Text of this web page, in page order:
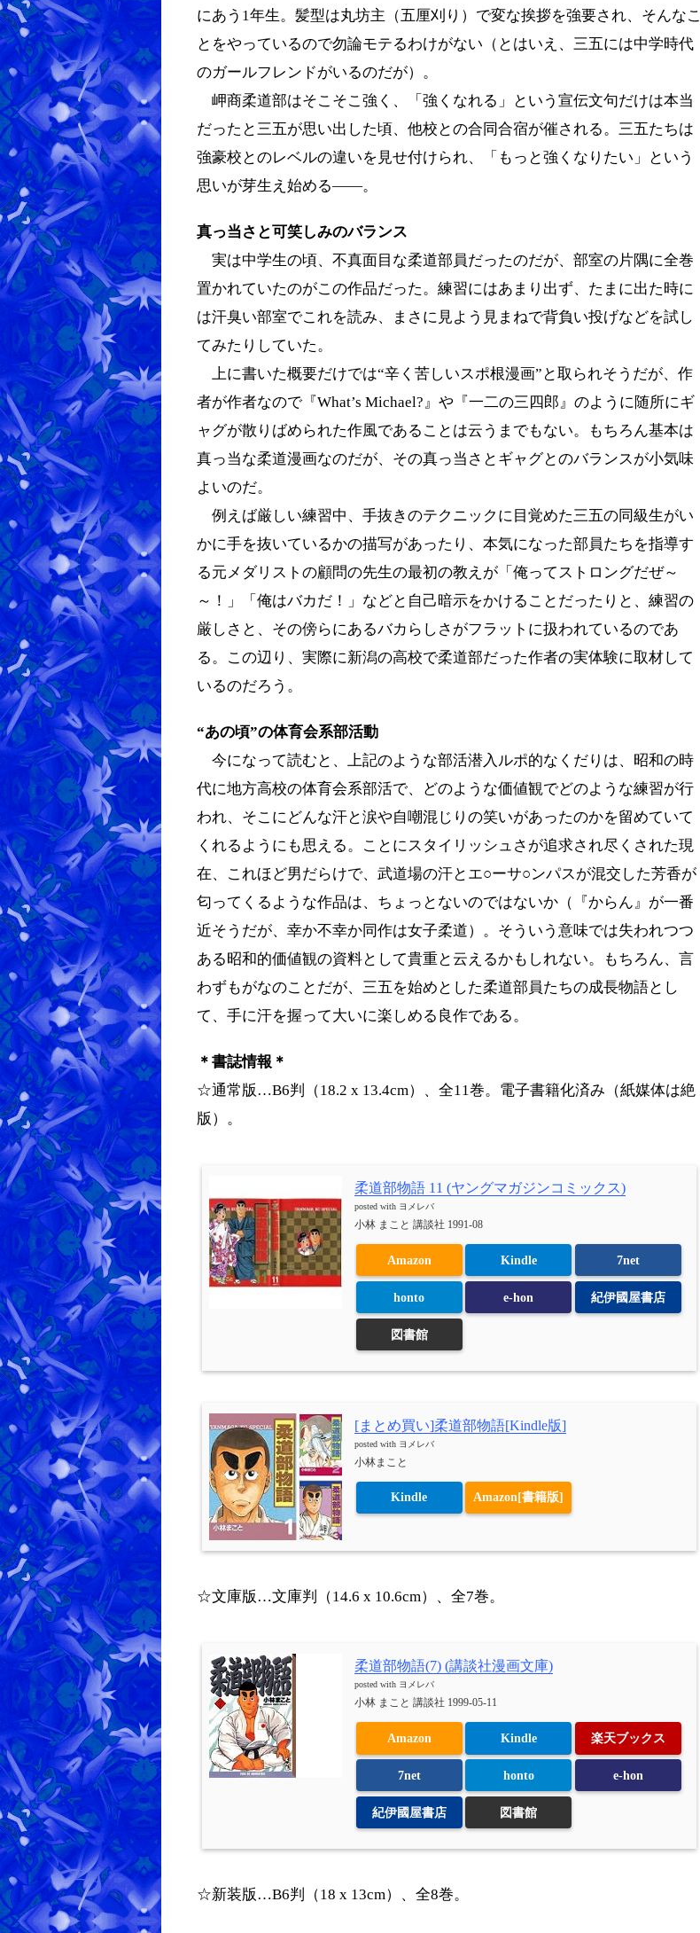
にあう1年生。髪型は丸坊主（五厘刈り）で変な挨拶を強要され、そんなこ
とをやっているので勿論モテるわけがない（とはいえ、三五には中学時代
のガールフレンドがいるのだが）。
岬商柔道部はそこそこ強く、「強くなれる」という宣伝文句だけは本当
だったと三五が思い出した頃、他校との合同合宿が催される。三五たちは
強豪校とのレベルの違いを見せ付けられ、「もっと強くなりたい」という
思いが芽生え始める――。
真っ当さと可笑しみのバランス
実は中学生の頃、不真面目な柔道部員だったのだが、部室の片隅に全巻
置かれていたのがこの作品だった。練習にはあまり出ず、たまに出た時に
は汗臭い部室でこれを読み、まさに見よう見まねで背負い投げなどを試し
てみたりしていた。
上に書いた概要だけでは“辛く苦しいスポ根漫画”と取られそうだが、作
者が作者なので『What’s Michael?』や『一二の三四郎』のように随所にギ
ャグが散りばめられた作風であることは云うまでもない。もちろん基本は
真っ当な柔道漫画なのだが、その真っ当さとギャグとのバランスが小気味
よいのだ。
例えば厳しい練習中、手抜きのテクニックに目覚めた三五の同級生がい
かに手を抜いているかの描写があったり、本気になった部員たちを指導す
る元メダリストの顧問の先生の最初の教えが「俺ってストロングだぜ～
～！」「俺はバカだ！」などと自己暗示をかけることだったりと、練習の
厳しさと、その傍らにあるバカらしさがフラットに扱われているのであ
る。この辺り、実際に新潟の高校で柔道部だった作者の実体験に取材して
いるのだろう。
“あの頃”の体育会系部活動
今になって読むと、上記のような部活潜入ルポ的なくだりは、昭和の時
代に地方高校の体育会系部活で、どのような価値観でどのような練習が行
われ、そこにどんな汗と涙や自嘲混じりの笑いがあったのかを留めていて
くれるようにも思える。ことにスタイリッシュさが追求され尽くされた現
在、これほど男だらけで、武道場の汗とエ○ーサ○ンパスが混交した芳香が
匂ってくるような作品は、ちょっとないのではないか（『からん』が一番
近そうだが、幸か不幸か同作は女子柔道）。そういう意味では失われつつ
ある昭和的価値観の資料として貴重と云えるかもしれない。もちろん、言
わずもがなのことだが、三五を始めとした柔道部員たちの成長物語とし
て、手に汗を握って大いに楽しめる良作である。
＊書誌情報＊
☆通常版…B6判（18.2 x 13.4cm）、全11巻。電子書籍化済み（紙媒体は絶
版）。
柔道部物語 11 (ヤングマガジンコミックス)
posted with ヨメレバ
小林 まこと 講談社 1991-08
Amazon Kindle 7net
honto e-hon 紀伊國屋書店
図書館
[まとめ買い]柔道部物語[Kindle版]
posted with ヨメレバ
小林まこと
Kindle Amazon[書籍版]
☆文庫版…文庫判（14.6 x 10.6cm）、全7巻。
柔道部物語(7) (講談社漫画文庫)
posted with ヨメレバ
小林 まこと 講談社 1999-05-11
Amazon Kindle 楽天ブックス
7net honto e-hon
紀伊國屋書店 図書館
☆新装版…B6判（18 x 13cm）、全8巻。